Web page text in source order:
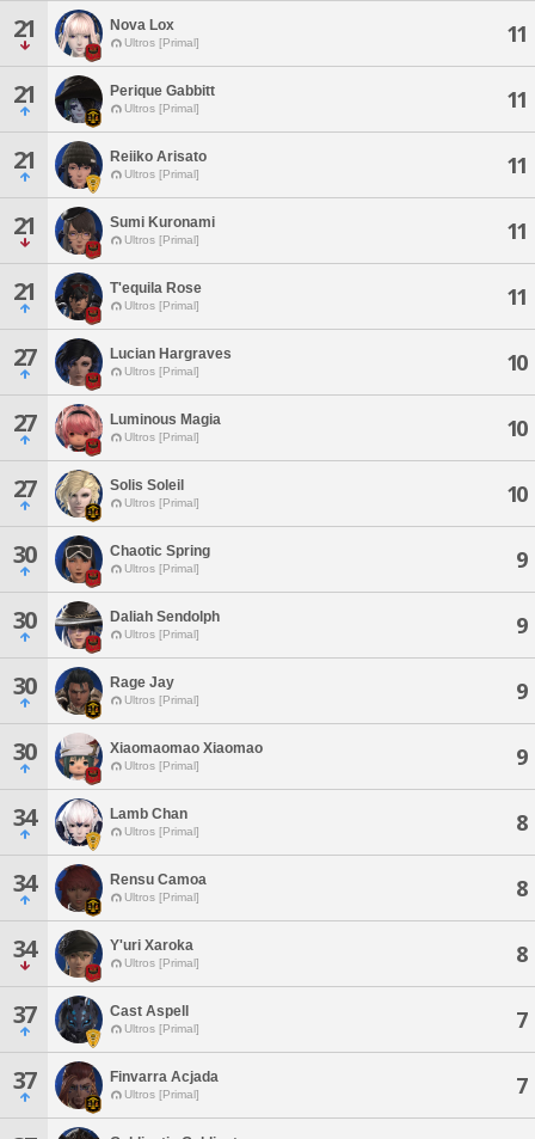
21 Nova Lox
Ultros [Primal] 11
21 Perique Gabbitt
Ultros [Primal] 11
21 Reiiko Arisato
Ultros [Primal] 11
21 Sumi Kuronami
Ultros [Primal] 11
21 T'equila Rose
Ultros [Primal] 11
27 Lucian Hargraves
Ultros [Primal] 10
27 Luminous Magia
Ultros [Primal] 10
27 Solis Soleil
Ultros [Primal] 10
30 Chaotic Spring
Ultros [Primal] 9
30 Daliah Sendolph
Ultros [Primal] 9
30 Rage Jay
Ultros [Primal] 9
30 Xiaomaomao Xiaomao
Ultros [Primal] 9
34 Lamb Chan
Ultros [Primal] 8
34 Rensu Camoa
Ultros [Primal] 8
34 Y'uri Xaroka
Ultros [Primal] 8
37 Cast Aspell
Ultros [Primal] 7
37 Finvarra Acjada
Ultros [Primal] 7